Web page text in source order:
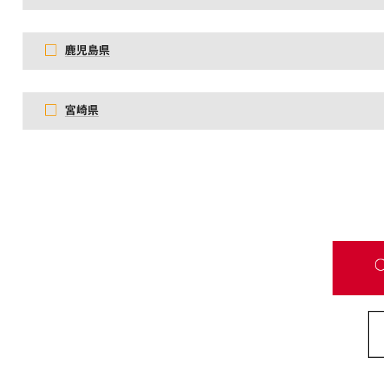
鹿児島県
宮崎県